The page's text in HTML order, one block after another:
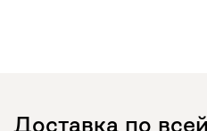
Доставка по